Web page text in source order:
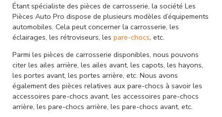
Étant spécialiste des pièces de carrosserie, la société Les
Pièces Auto Pro dispose de plusieurs modèles d’équipements
automobiles. Cela peut concerner la carrosserie, les
éclairages, les rétroviseurs, les pare-chocs, etc.
Parmi les pièces de carrosserie disponibles, nous pouvons
citer les ailes arrière, les ailes avant, les capots, les hayons,
les portes avant, les portes arrière, etc. Nous avons
également des pièces relatives aux pare-chocs à savoir les
accessoires pare-chocs avant, les accessoires pare-chocs
arrière, les pare-chocs arrière, les pare-chocs avant, etc.